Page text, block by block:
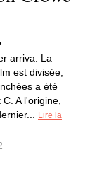
arriva. La
est divisée,
a été
A l'origine,
Lire la